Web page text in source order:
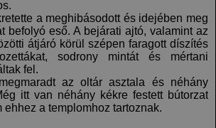
a meghibásodott és idejében meg
befolyó eső. A bejárati ajtó, valamint az
átjáró körül szépen faragott díszítés
sodrony mintát és mértani
fel.
az oltár asztala és néhány
itt van néhány kékre festett bútorzat
ehhez a templomhoz tartoznak.